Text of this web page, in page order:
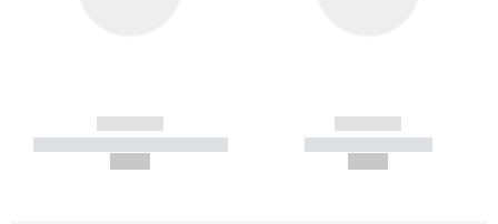
------------
----------- ----------- -----------
------------
----------- -----------